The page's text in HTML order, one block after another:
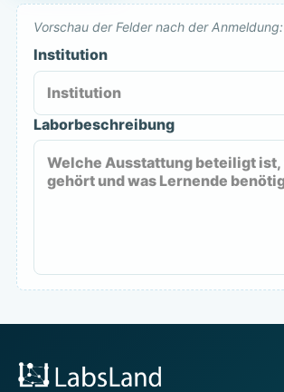
Vorschau der Felder nach der Anmeldung:
Institution
Laborbeschreibung